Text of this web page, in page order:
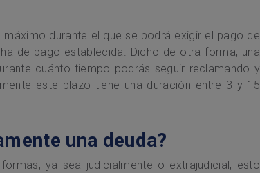
durante el que se podrá exigir el pago de
de pago establecida. Dicho de otra forma, una
cuánto tiempo podrás seguir reclamando y
este plazo tiene una duración entre 3 y 15
una deuda?
ya sea judicialmente o extrajudicial, esto